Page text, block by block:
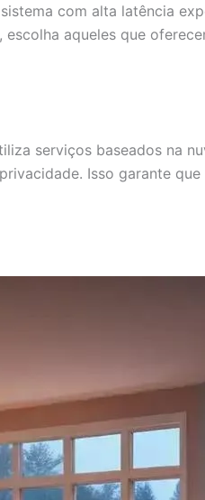
com alta latência
, escolha aqueles que
serviços baseados na
Isso garante